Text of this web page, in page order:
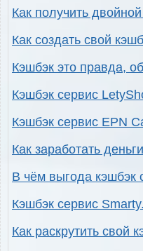
Как получить
Как создать свой
Кэшбэк это правда,
Кэшбэк сервис
Кэшбэк сервис EPN
Как заработать
В чём выгода кэшбэк
Кэшбэк сервис
Как раскрутить свой